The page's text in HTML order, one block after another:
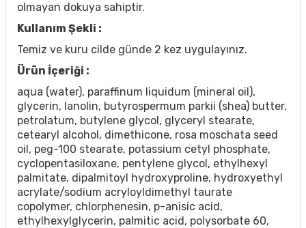
olmayan dokuya sahiptir.
Kullanım Şekli :
Temiz ve kuru cilde günde 2 kez uygulayınız.
Ürün İçeriği :
aqua (water), paraffinum liquidum (mineral oil),
glycerin, lanolin, butyrospermum parkii (shea) butter,
petrolatum, butylene glycol, glyceryl stearate,
cetearyl alcohol, dimethicone, rosa moschata seed
oil, peg-100 stearate, potassium cetyl phosphate,
cyclopentasiloxane, pentylene glycol, ethylhexyl
palmitate, dipalmitoyl hydroxyproline, hydroxyethyl
acrylate/sodium acryloyldimethyl taurate
copolymer, chlorphenesin, p-anisic acid,
ethylhexylglycerin, palmitic acid, polysorbate 60,